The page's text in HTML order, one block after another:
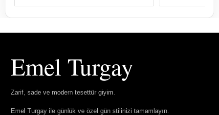
Emel Turgay
Zarif, sade ve modern tesettür giyim.
Emel Turgay ile günlük ve özel gün stilinizi tamamlayın.